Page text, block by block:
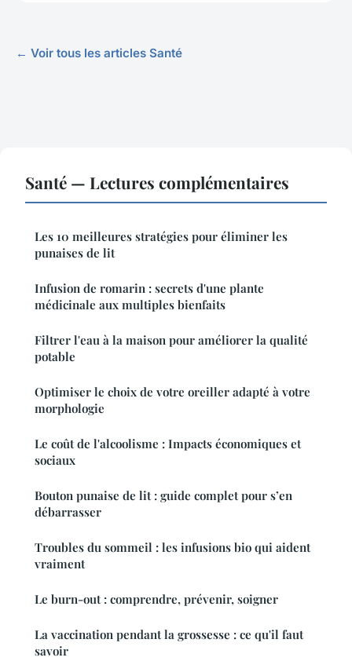
← Voir tous les articles Santé
Santé — Lectures complémentaires
Les 10 meilleures stratégies pour éliminer les
punaises de lit
Infusion de romarin : secrets d'une plante
médicinale aux multiples bienfaits
Filtrer l'eau à la maison pour améliorer la qualité
potable
Optimiser le choix de votre oreiller adapté à votre
morphologie
Le coût de l'alcoolisme : Impacts économiques et
sociaux
Bouton punaise de lit : guide complet pour s’en
débarrasser
Troubles du sommeil : les infusions bio qui aident
vraiment
Le burn-out : comprendre, prévenir, soigner
La vaccination pendant la grossesse : ce qu'il faut
savoir